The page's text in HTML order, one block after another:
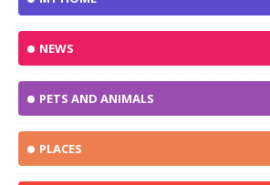
NEWS
PETS AND ANIMALS
PLACES